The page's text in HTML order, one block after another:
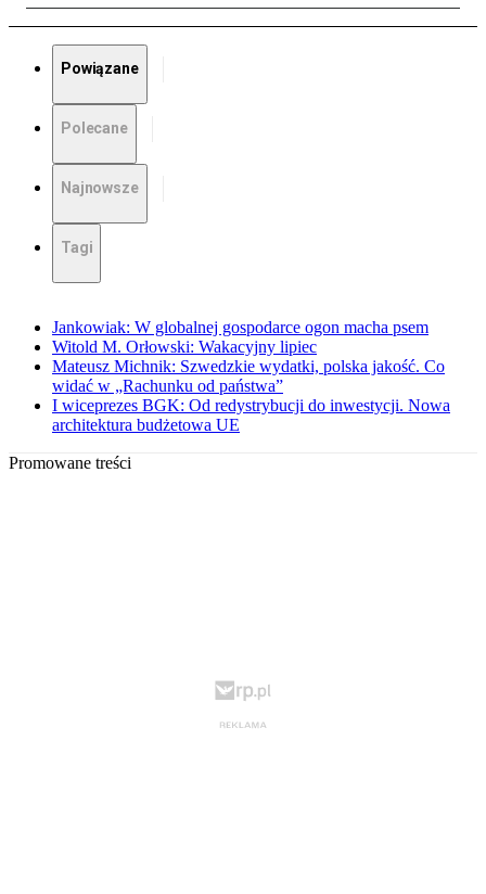
Powiązane
Polecane
Najnowsze
Tagi
Jankowiak: W globalnej gospodarce ogon macha psem
Witold M. Orłowski: Wakacyjny lipiec
Mateusz Michnik: Szwedzkie wydatki, polska jakość. Co
widać w „Rachunku od państwa”
I wiceprezes BGK: Od redystrybucji do inwestycji. Nowa
architektura budżetowa UE
Promowane treści